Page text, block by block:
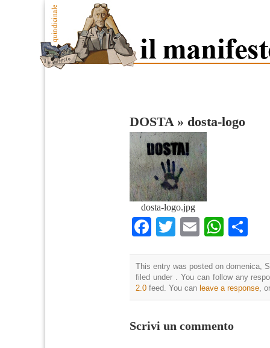
DOSTA» dosta-logo
dosta-logo.jpg
Facebook
TwitterEmail
This entry was posted on domenica,
filed under . You can follow any
2.0 feed. You can leave a response,
Scrivi un commento